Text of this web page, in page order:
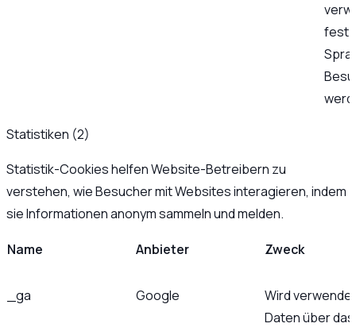
Statistiken (2)
Statistik-Cookies helfen Website-Betreibern zu
verstehen, wie Besucher mit Websites interagieren, indem
sie Informationen anonym sammeln und melden.
Name Anbieter Zweck
_ga Google
Wird
Daten über